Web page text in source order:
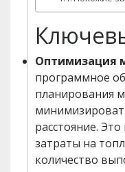
Оптимизация
программное
планирования
расстояние.
затраты на
количество